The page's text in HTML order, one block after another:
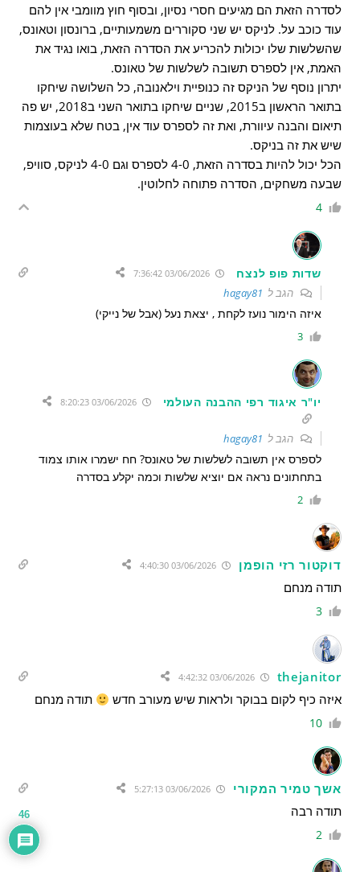
לסדרה הזאת הם מגיעים חסרי נסיון, ובסוף חוץ מוומבי אין להם
עוד כוכב על. לניקס יש שני סקוררים משמעותיים, ברונסון וטאונס,
שהשלשות שלו יכולות להכריע את הסדרה הזאת, בואו נגיד את
האמת, אין לספרס תשובה לשלשות של טאונס.
יתרון נוסף של הניקס זה כנופיית וילאנובה, כל השלושה שיחקו
בתואר הראשון ב2015, שניים שיחקו בתואר השני ב2018, יש פה
תיאום והבנה עיוורת, ואת זה לספרס עוד אין, בטח שלא בעוצמות
שיש את זה בניקס.
הכל יכול להיות בסדרה הזאת, 4-0 לספרס וגם 4-0 לניקס, סוויפ,
שבעה משחקים, הסדרה פתוחה לחלוטין.
4
שדות פופ לנצח
הגב ל hagay81
איזה הימור נועז לקחת , יצאת נעל (אבל של נייקי)
3
יו"ר איגוד רפי ההבנה העולמי 03/06/2026 8:20:23
הגב ל hagay81
לספרס אין תשובה לשלשות של טאונס? חח ישמרו אותו צמוד
בתחתונים נראה אם יוציא שלשות וכמה יקלע בסדרה
2
דוקטור רזי הופמן
תודה מנחם
3
thejanitor
03/06/2026 4:42:32
איזה כיף לקום בבוקר ולראות שיש מעורב חדש תודה מנחם
10
אשך טמיר המקורי
תודה רבה
2
46